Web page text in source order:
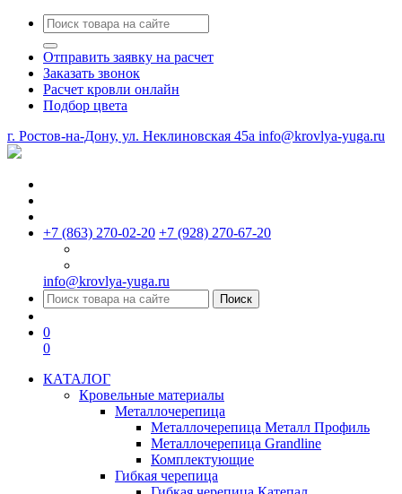
Отправить заявку на расчет
Заказать звонок
Расчет кровли онлайн
Подбор цвета
г. Ростов-на-Дону, ул. Неклиновская 45a info@krovlya-yuga.ru
+7 (863) 270-02-20 +7 (928) 270-67-20
info@krovlya-yuga.ru
Поиск
0
0
КАТАЛОГ
Кровельные материалы
Металлочерепица
Металлочерепица Металл Профиль
Металлочерепица Grandline
Комплектующие
Гибкая черепица